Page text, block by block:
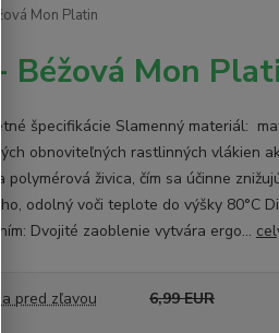
Mon Platin
Mon
špecifikácie Slamenný materiál:
obnoviteľných rastlinných vlákien
polymérová živica, čím sa účinne
odolný voči teplote do výšky 80°C
Dvojité zaoblenie vytvára ergo...
pred zľavou 6,99 EUR